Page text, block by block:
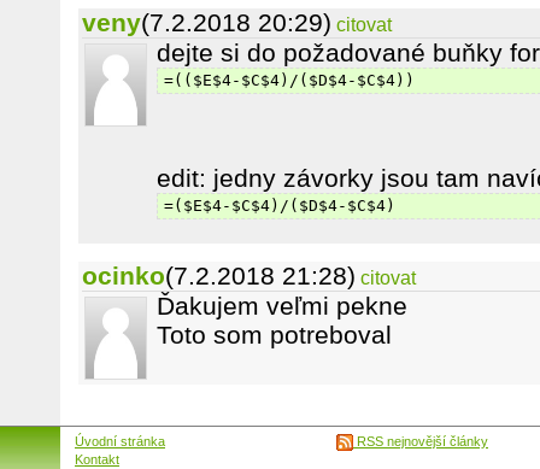
veny(7.2.2018 20:29) citovat
dejte si do požadované buňky
=(($E$4-$C$4)/($D$4-$C$4))
edit: jedny závorky jsou tam
=($E$4-$C$4)/($D$4-$C$4)
ocinko(7.2.2018 21:28) citovat
Ďakujem veľmi pekne
Toto som potreboval
Úvodní stránka
Kontakt
RSS nejnovější články